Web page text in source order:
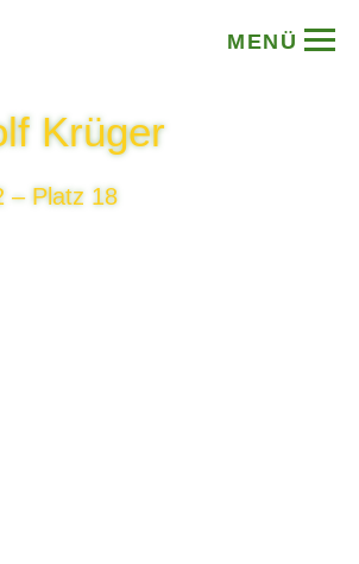
MENÜ
Krüger
– Platz 18